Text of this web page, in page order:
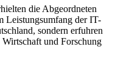
die Abgeordneten
Leistungsumfang der IT-
sondern erfuhren
und Forschung